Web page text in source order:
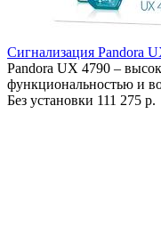
Сигнализация Pandora
Pandora UX 4790 –
функциональностью и
Без установки 111 275 р.